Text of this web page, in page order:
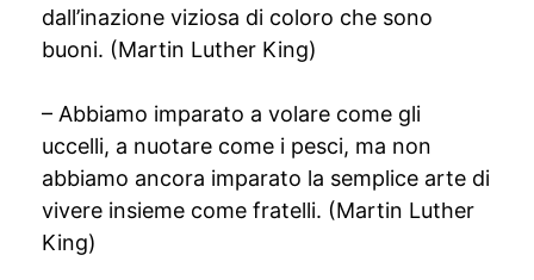
dall’inazione viziosa di coloro che sono
buoni. (Martin Luther King)
– Abbiamo imparato a volare come gli
uccelli, a nuotare come i pesci, ma non
abbiamo ancora imparato la semplice arte di
vivere insieme come fratelli. (Martin Luther
King)